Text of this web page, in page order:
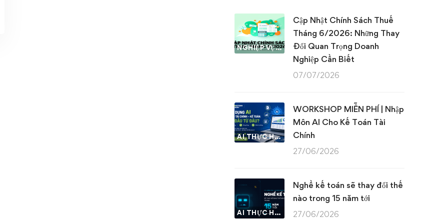
NGHIỆP VỤ KẾ TOÁN & THUẾ
Cập Nhật Chính Sách Thuế
Tháng 6/2026: Những Thay
Đổi Quan Trọng Doanh
Nghiệp Cần Biết
07/07/2026
AI THỰC HÀNH
WORKSHOP MIỄN PHÍ | Nhập
Môn AI Cho Kế Toán Tài
Chính
27/06/2026
AI THỰC HÀNH
Nghề kế toán sẽ thay đổi thế
nào trong 15 năm tới
27/06/2026